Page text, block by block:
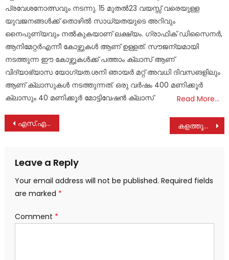
പ്രവേശനോത്സവും നടന്നു. 15 മുതൽ23 വയസ്സ് വരെയുള്ള
യുവജനങ്ങൾക്ക് തൊഴിൽ സാധ്യതയുടെ അറിവും
നൈപുണ്യവും നൽകുകയാണ് ലക്ഷ്യം. ഗ്രാഫിക് ഡിസൈനർ,
ആനിമേറ്റർഎന്നീ കോഴ്സുകൾ ആണ് ഉള്ളത്. സൗജന്യമായി
നടത്തുന്ന ഈ കോഴ്സുകൾക്ക് പത്താം ക്ലാസ് ആണ്
വിദ്യാഭ്യാസ യോഗ്യത.ശനി ഞായർ മറ്റ് അവധി ദിവസങളിലും
ആണ് ക്ലാസുകൾ നടത്തുന്നത്. ഒരു വർഷം 400 മണിക്കൂർ
ക്ലാസും 40 മണിക്കൂർ മോട്ടിവേഷൻ ക്ലാസ്
Read More…
Post
എസ്.എൻ.ഡി.പി യോഗം 5950-ാം നമ്പർ കുന്നോന്നി ശാഖയിലെ മേട ചതയ മഹോത്സവത്തിന് തുടക്കമായി കളത്തൂക്കടവിൽ വാഹനാപകടത്തിൽ യുവാവ് മരിച്ചു
Leave a Reply
Your email address will not be published. Required fields
are marked *
Comment *